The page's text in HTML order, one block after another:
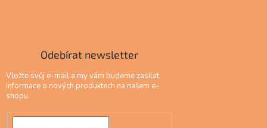
Odebírat newsletter
Vložte svůj e-mail a my vám budeme zasílat
informace o nových produktech na našem e-
shopu.